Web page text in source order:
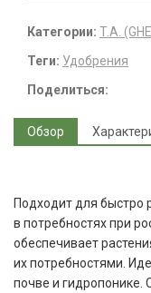
Категории: T.A.
Теги: Удобрения
Поделиться:
Обзор
Подходит для быстро
в потребностях при
обеспечивает
их потребностями.
почве и гидропонике.